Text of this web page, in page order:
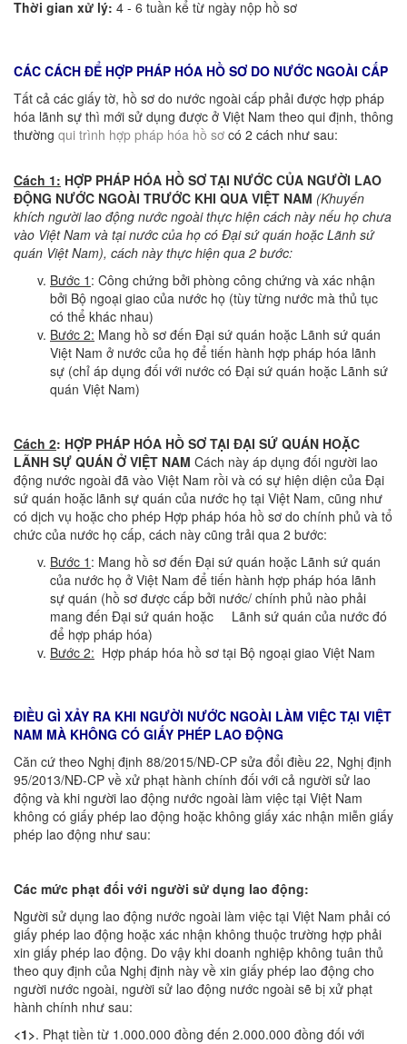
Thời gian xử lý: 4 - 6 tuần kể từ ngày nộp hồ sơ
CÁC CÁCH ĐỂ HỢP PHÁP HÓA HỒ SƠ DO NƯỚC NGOÀI CẤP
Tất cả các giấy tờ, hồ sơ do nước ngoài cấp phải được hợp pháp
hóa lãnh sự thì mới sử dụng được ở Việt Nam theo qui định, thông
thường qui trình hợp pháp hóa hồ sơ có 2 cách như sau:
Cách 1: HỢP PHÁP HÓA HỒ SƠ TẠI NƯỚC CỦA NGƯỜI LAO
ĐỘNG NƯỚC NGOÀI TRƯỚC KHI QUA VIỆT NAM (Khuyến
khích người lao động nước ngoài thực hiện cách này nếu họ chưa
vào Việt Nam và tại nước của họ có Đại sứ quán hoặc Lãnh sứ
quán Việt Nam), cách này thực hiện qua 2 bước:
Bước 1 : Công chứng bởi phòng công chứng và xác nhận
bởi Bộ ngoại giao của nước họ (tùy từng nước mà thủ tục
có thể khác nhau)
Bước 2: Mang hồ sơ đến Đại sứ quán hoặc Lãnh sứ quán
Việt Nam ở nước của họ để tiến hành hợp pháp hóa lãnh
sự (chỉ áp dụng đối với nước có Đại sứ quán hoặc Lãnh sứ
quán Việt Nam)
Cách 2: HỢP PHÁP HÓA HỒ SƠ TẠI ĐẠI SỨ QUÁN HOẶC
LÃNH SỰ QUÁN Ở VIỆT NAM Cách này áp dụng đối người lao
động nước ngoài đã vào Việt Nam rồi và có sự hiện diện của Đại
sứ quán hoặc lãnh sự quán của nước họ tại Việt Nam, cũng như
có dịch vụ hoặc cho phép Hợp pháp hóa hồ sơ do chính phủ và tổ
chức của nước họ cấp, cách này cũng trải qua 2 bước:
Bước 1 : Mang hồ sơ đến Đại sứ quán hoặc Lãnh sứ quán
của nước họ ở Việt Nam để tiến hành hợp pháp hóa lãnh
sự quán (hồ sơ được cấp bởi nước/ chính phủ nào phải
mang đến Đại sứ quán hoặc Lãnh sứ quán của nước đó
để hợp pháp hóa)
Bước 2: Hợp pháp hóa hồ sơ tại Bộ ngoại giao Việt Nam
ĐIỀU GÌ XẢY RA KHI NGƯỜI NƯỚC NGOÀI LÀM VIỆC TẠI VIỆT
NAM MÀ KHÔNG CÓ GIẤY PHÉP LAO ĐỘNG
Căn cứ theo Nghị định 88/2015/NĐ-CP sửa đổi điều 22, Nghị định
95/2013/NĐ-CP về xử phạt hành chính đối với cả người sử lao
động và khi người lao động nước ngoài làm việc tại Việt Nam
không có giấy phép lao động hoặc không giấy xác nhận miễn giấy
phép lao động như sau:
Các mức phạt đối với người sử dụng lao động:
Người sử dụng lao động nước ngoài làm việc tại Việt Nam phải có
giấy phép lao động hoặc xác nhận không thuộc trường hợp phải
xin giấy phép lao động. Do vậy khi doanh nghiệp không tuân thủ
theo quy định của Nghị định này về xin giấy phép lao động cho
người nước ngoài, người sử lao động nước ngoài sẽ bị xử phạt
hành chính như sau:
<1>. Phạt tiền từ 1.000.000 đồng đến 2.000.000 đồng đối với